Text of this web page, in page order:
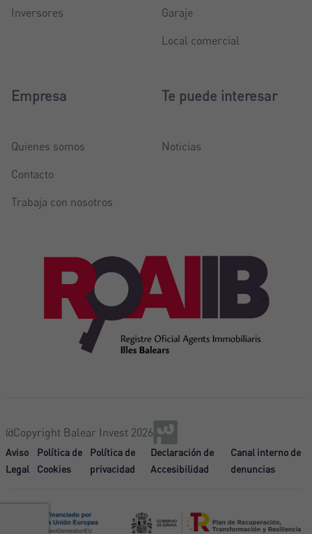
Inversores
Garaje
Local comercial
Empresa
Quienes somos
Contacto
Trabaja con nosotros
Te puede interesar
Noticias
@Copyright Balear Invest 2026
Aviso
Legal
Política de
Cookies
Política de
privacidad
Declaración de
Accesibilidad
Canal interno de
denuncias